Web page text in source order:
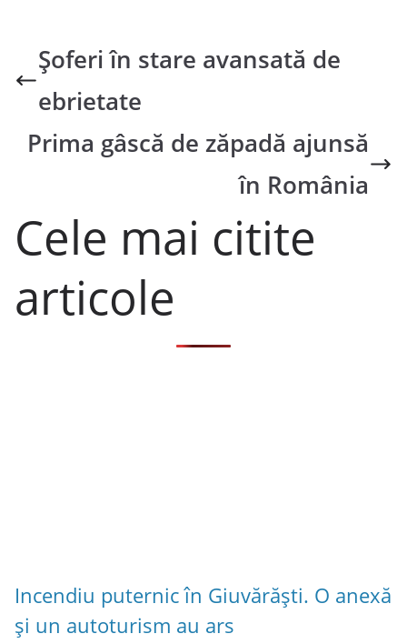
Şoferi în stare avansată de
ebrietate
Prima gâscă de zăpadă ajunsă
în România
Cele mai citite
articole
Incendiu puternic în Giuvărăști. O anexă
și un autoturism au ars